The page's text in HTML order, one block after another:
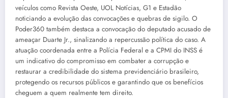
veículos como Revista Oeste, UOL Notícias, G1 e Estadão
noticiando a evolução das convocações e quebras de sigilo. O
Poder360 também destaca a convocação do deputado acusado de
ameaçar Duarte Jr., sinalizando a repercussão política do caso. A
atuação coordenada entre a Polícia Federal e a CPMI do INSS é
um indicativo do compromisso em combater a corrupção e
restaurar a credibilidade do sistema previdenciário brasileiro,
protegendo os recursos públicos e garantindo que os benefícios
cheguem a quem realmente tem direito.